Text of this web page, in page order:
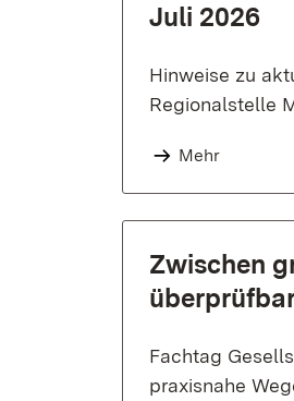
Juli 2026
Hinweise zu
Regionalstelle
Mehr
Zwischen
Fachtag
praxisnahe